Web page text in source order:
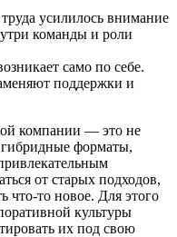
усилилось внимание
команды и роли
само по себе.
поддержки и
компании — это не
гибридные форматы,
от старых подходов,
что-то новое. Для этого
культуры
их под свою